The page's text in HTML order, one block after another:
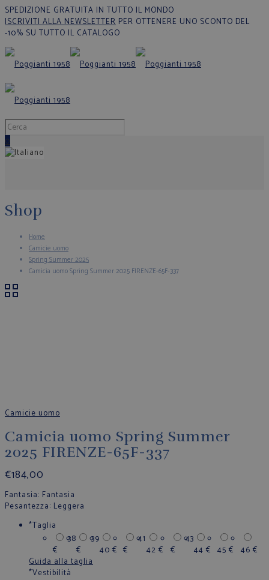
SPEDIZIONE GRATUITA IN TUTTO IL MONDO
ISCRIVITI ALLA NEWSLETTER PER OTTENERE UNO SCONTO DEL
-10% SU TUTTO IL CATALOGO
0
Shop
Home
Camicie uomo
Spring Summer 2025
Camicia uomo Spring Summer 2025 FIRENZE-65F-337
Camicie uomo
Camicia uomo Spring Summer
2025 FIRENZE-65F-337
€184,00
Fantasia: Fantasia
Pesantezza: Leggera
*Taglia
38
€
39
€
40 €
41
€
42 €
43
€
44 € 45 € 46 €
Guida alla taglia
*Vestibilità